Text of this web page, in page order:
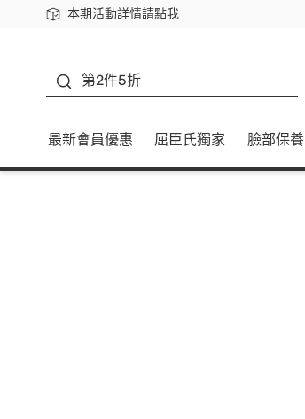
本期活動詳情請點我
下載app最高回饋$350
第2件5折
最新會員優惠 屈臣氏獨家 臉部保養